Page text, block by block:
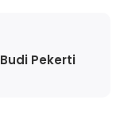
Pekerti